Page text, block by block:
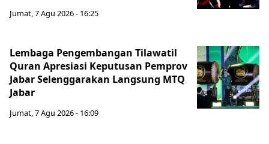
Jumat, 7 Agu 2026 - 16:25
Lembaga Pengembangan Tilawatil
Quran Apresiasi Keputusan Pemprov
Jabar Selenggarakan Langsung MTQ
Jabar
Jumat, 7 Agu 2026 - 16:09